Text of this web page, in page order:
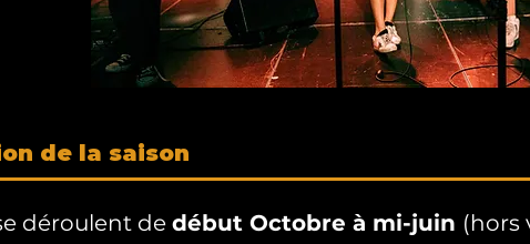
de la saison
déroulent de début Octobre à mi-juin (hors